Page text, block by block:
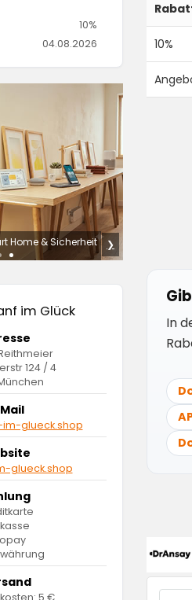
10%
In
10%
04.08.2026
Home & Sicherheit ❯
im Glück
124 / 4
im-glueck.shop
glueck.shop